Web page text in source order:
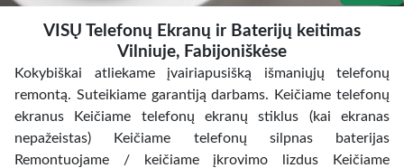
VISŲ Telefonų Ekranų ir Baterijų keitimas
Vilniuje, Fabijoniškėse
Kokybiškai atliekame įvairiapusišką išmaniųjų telefonų
remontą. Suteikiame garantiją darbams. Keičiame telefonų
ekranus Keičiame telefonų ekranų stiklus (kai ekranas
nepažeistas) Keičiame telefonų silpnas baterijas
Remontuojame / keičiame įkrovimo lizdus Keičiame